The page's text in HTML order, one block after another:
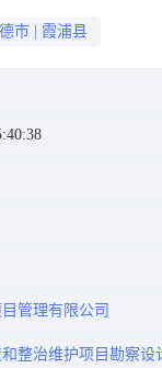
市 霞浦县
管理有限公司
整治维护项目勘察设